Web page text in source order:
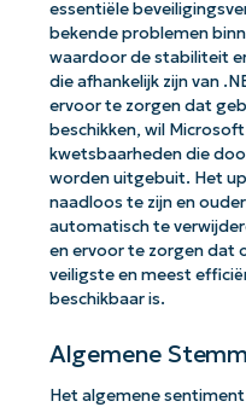
essentiële
bekende problemen
waardoor de stabiliteit
die afhankelijk zijn van
ervoor te zorgen dat
beschikken, wil
kwetsbaarheden die
worden uitgebuit. Het
naadloos te zijn en
automatisch te
en ervoor te zorgen dat
veiligste en meest
beschikbaar is.
Algemene
Het algemene